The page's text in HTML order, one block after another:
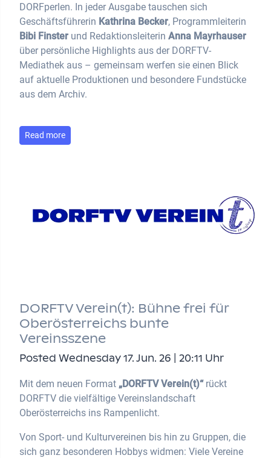
DORFperlen. In jeder Ausgabe tauschen sich
Geschäftsführerin Kathrina Becker, Programmleiterin
Bibi Finster und Redaktionsleiterin Anna Mayrhauser
über persönliche Highlights aus der DORFTV-
Mediathek aus – gemeinsam werfen sie einen Blick
auf aktuelle Produktionen und besondere Fundstücke
aus dem Archiv.
Read more
DORFTV Verein(t): Bühne frei für
Oberösterreichs bunte
Vereinsszene
Posted Wednesday 17. Jun. 26 | 20:11 Uhr
Mit dem neuen Format „DORFTV Verein(t)“rückt
DORFTV die vielfältige Vereinslandschaft
Oberösterreichs ins Rampenlicht.
Von Sport- und Kulturvereinen bis hin zu Gruppen, die
sich ganz besonderen Hobbys widmen: Viele Vereine